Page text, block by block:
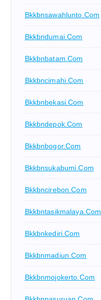
Bkkbnsawahlunto.com
Bkkbndumai.com
Bkkbnbatam.com
Bkkbncimahi.com
Bkkbnbekasi.com
Bkkbndepok.com
Bkkbnbogor.com
Bkkbnsukabumi.com
Bkkbncirebon.com
Bkkbntasikmalaya.com
Bkkbnkediri.com
Bkkbnmadiun.com
Bkkbnmojokerto.com